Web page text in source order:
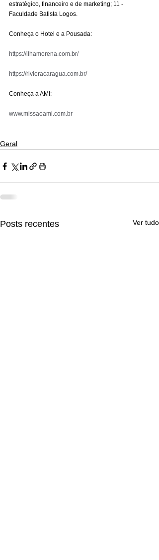
estratégico, financeiro e de marketing; 11 -
Faculdade Batista Logos.
Conheça o Hotel e a Pousada:
https://ilhamorena.com.br/
https://rivieracaragua.com.br/
Conheça a AMI:
www.missaoami.com.br
Geral
Posts recentes Ver tudo